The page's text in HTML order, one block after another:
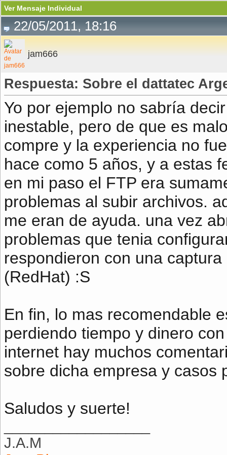
Ver Mensaje Individual
22/05/2011, 18:16
jam666
Respuesta: Sobre el dattatec
Yo por ejemplo no sabría
inestable, pero de que es
compre y la experiencia no
hace como 5 años, y a estas
en mi paso el FTP era
problemas al subir archivos.
me eran de ayuda. una vez
problemas que tenia
respondieron con una
(RedHat) :S
En fin, lo mas recomendable
perdiendo tiempo y dinero
internet hay muchos
sobre dicha empresa y casos
Saludos y suerte!
J.A.M